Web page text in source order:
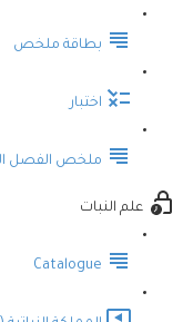
بطاقة ملخص
اختبار
ملخص الفصل
علم النبات
Catalogue